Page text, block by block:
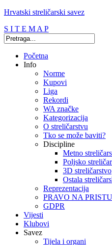
Hrvatski streličarski savez
S I T E M A P
Početna
Info
Norme
Kupovi
Liga
Rekordi
WA značke
Kategorizacija
O streličarstvu
Tko se može baviti?
Discipline
Metno
Poljsko
3D streličarstvo
Ostala
Reprezentacija
PRAVO NA
GDPR
Vijesti
Klubovi
Savez
Tijela i organi